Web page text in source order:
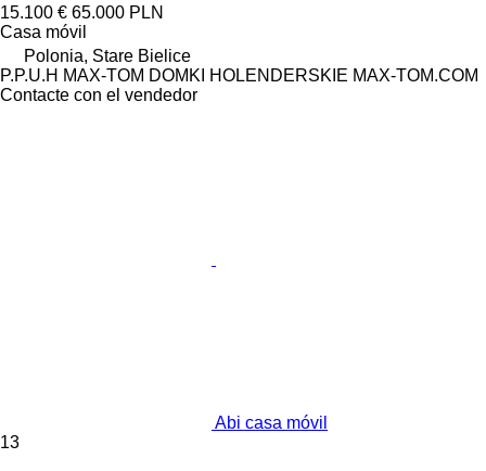
15.100 € 65.000 PLN
Casa móvil
Polonia, Stare Bielice
P.P.U.H MAX-TOM DOMKI HOLENDERSKIE MAX-TOM.COM
Contacte con el vendedor
Abi casa móvil
13